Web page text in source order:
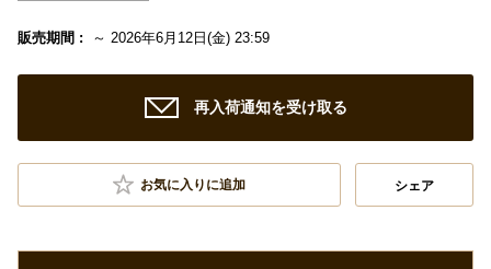
販売期間 : ～ 2026年6月12日(金) 23:59
再入荷通知を受け取る
お気に入りに追加 シェア